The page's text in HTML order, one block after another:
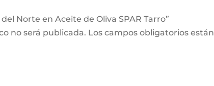
Norte en Aceite de Oliva SPAR Tarro”
no será publicada. Los campos obligatorios están